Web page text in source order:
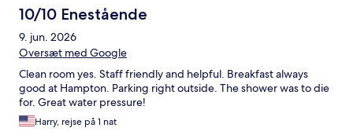
10/10 Enestående
9. jun. 2026
Oversæt med Google
Clean room yes. Staff friendly and helpful. Breakfast always
good at Hampton. Parking right outside. The shower was to die
for. Great water pressure!
Harry, rejse på 1 nat